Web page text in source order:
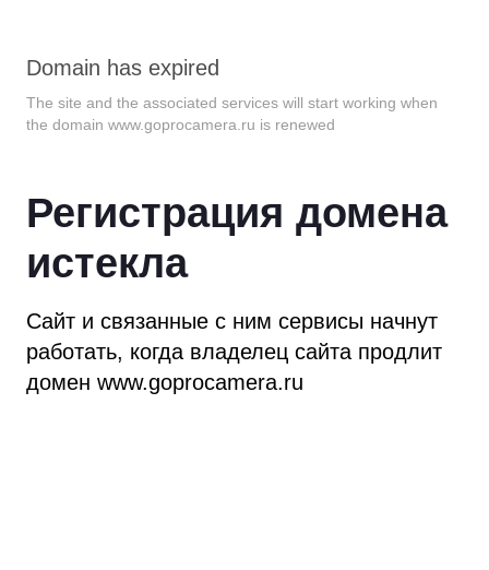
Domain has expired
The site and the associated services will start working when
the domain www.goprocamera.ru is renewed
Регистрация домена
истекла
Сайт и связанные с ним сервисы начнут
работать, когда владелец сайта продлит
домен www.goprocamera.ru